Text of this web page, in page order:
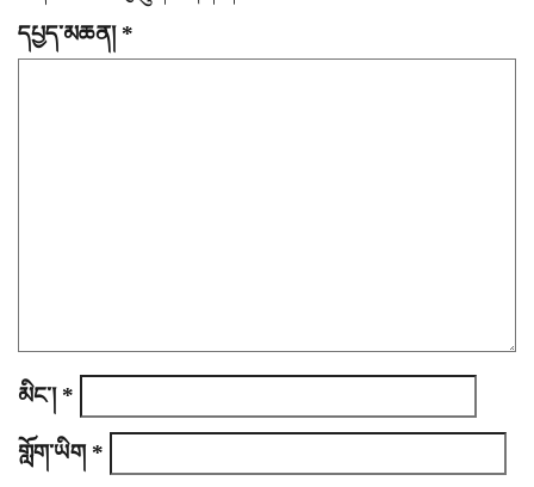
a
དཔྱད་མཆན། *
མིང་། *
གློག་ཡིག *